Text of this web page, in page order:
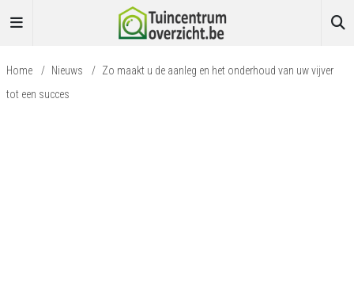
Home / Nieuws / Zo maakt u de aanleg en het onderhoud van uw vijver
tot een succes